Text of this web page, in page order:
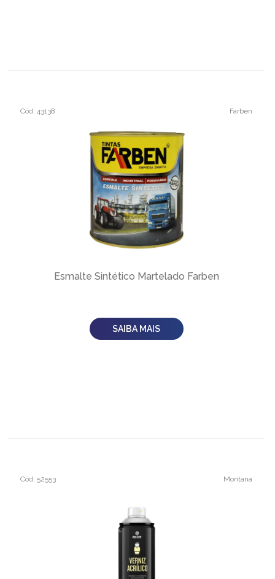
Cód: 43138 Farben
Esmalte Sintético Martelado Farben
SAIBA MAIS
Cód: 52553 Montana